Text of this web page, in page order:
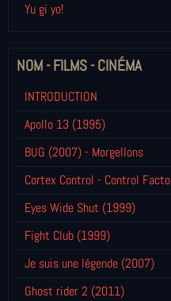
Yu gi yo!
NOM - FILMS - CINÉMA
INTRODUCTION
Apollo 13 (1995)
BUG (2007) - Morgellons
Cortex Control - Control Facto
Eyes Wide Shut (1999)
Fight Club (1999)
Je suis une légende (2007)
Ghost rider 2 (2011)